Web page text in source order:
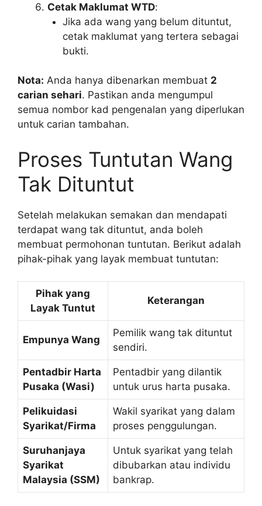
Cetak Maklumat WTD:
Jika ada wang yang belum dituntut,
cetak maklumat yang tertera sebagai
bukti.
Nota: Anda hanya dibenarkan membuat 2
carian sehari. Pastikan anda mengumpul
semua nombor kad pengenalan yang diperlukan
untuk carian tambahan.
Proses Tuntutan Wang
Tak Dituntut
Setelah melakukan semakan dan mendapati
terdapat wang tak dituntut, anda boleh
membuat permohonan tuntutan. Berikut adalah
pihak-pihak yang layak membuat tuntutan:
Pihak yang
Layak Tuntut
Keterangan
Empunya Wang
Pemilik wang tak dituntut
sendiri.
Pentadbir Harta
Pusaka (Wasi)
Pentadbir yang dilantik
untuk urus harta pusaka.
Pelikuidasi
Syarikat/Firma
Wakil syarikat yang dalam
proses penggulungan.
Suruhanjaya
Syarikat
Malaysia (SSM)
Untuk syarikat yang telah
dibubarkan atau individu
bankrap.